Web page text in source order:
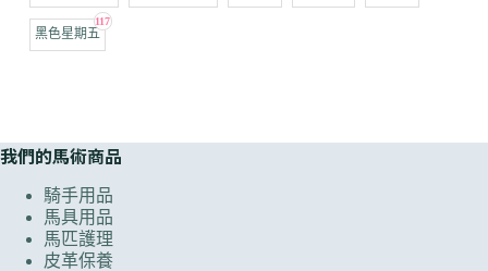
117
黑色星期五
我們的馬術商品
騎手用品
馬具用品
馬匹護理
皮革保養